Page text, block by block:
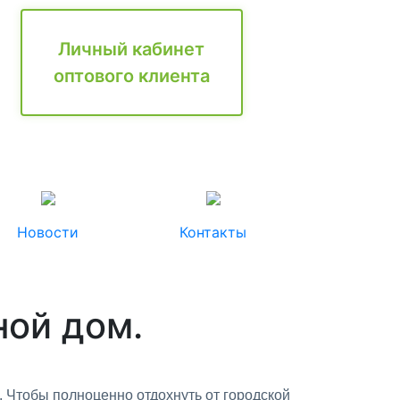
Личный кабинет
оптового клиента
Новости Контакты
дом.
полноценно отдохнуть от городской